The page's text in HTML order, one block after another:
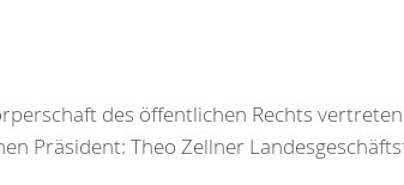
des öffentlichen Rechts
Präsident: Theo Zellner